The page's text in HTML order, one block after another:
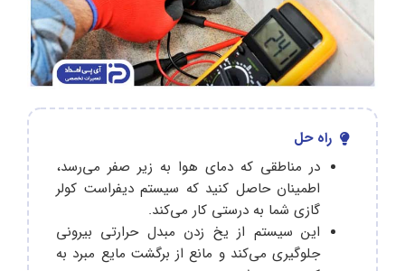
راه حل
در مناطقی که دمای هوا به زیر صفر می‌رسد،
اطمینان حاصل کنید که سیستم دیفراست کولر
گازی شما به درستی کار می‌کند.
این سیستم از یخ زدن مبدل حرارتی بیرونی
جلوگیری می‌کند و مانع از برگشت مایع مبرد به